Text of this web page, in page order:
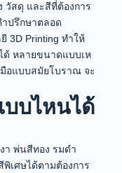
วัสดุ และสีที่ต้องการ
ปรึกษาตลอด
3D Printing ทำให้
ด้ หลายขนาดแบบเห
อแบบสมัยโบราณ จะ
บบไหนได้
า พ่นสีทอง รมดำ
เศษได้ตามต้องการ